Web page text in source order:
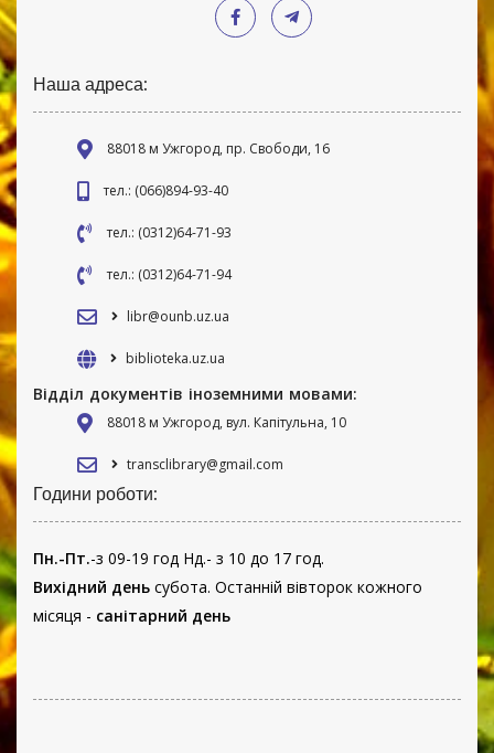
Наша адреса:
88018 м Ужгород, пр. Свободи, 16
тел.: (066)894-93-40
тел.: (0312)64-71-93
тел.: (0312)64-71-94
libr@ounb.uz.ua
biblioteka.uz.ua
Відділ документів іноземними мовами:
88018 м Ужгород, вул. Капітульна, 10
transclibrary@gmail.com
Години роботи:
Пн.-Пт.-з 09-19 год Нд.- з 10 до 17 год.
Вихідний день субота. Останній вівторок кожного
місяця - санітарний день